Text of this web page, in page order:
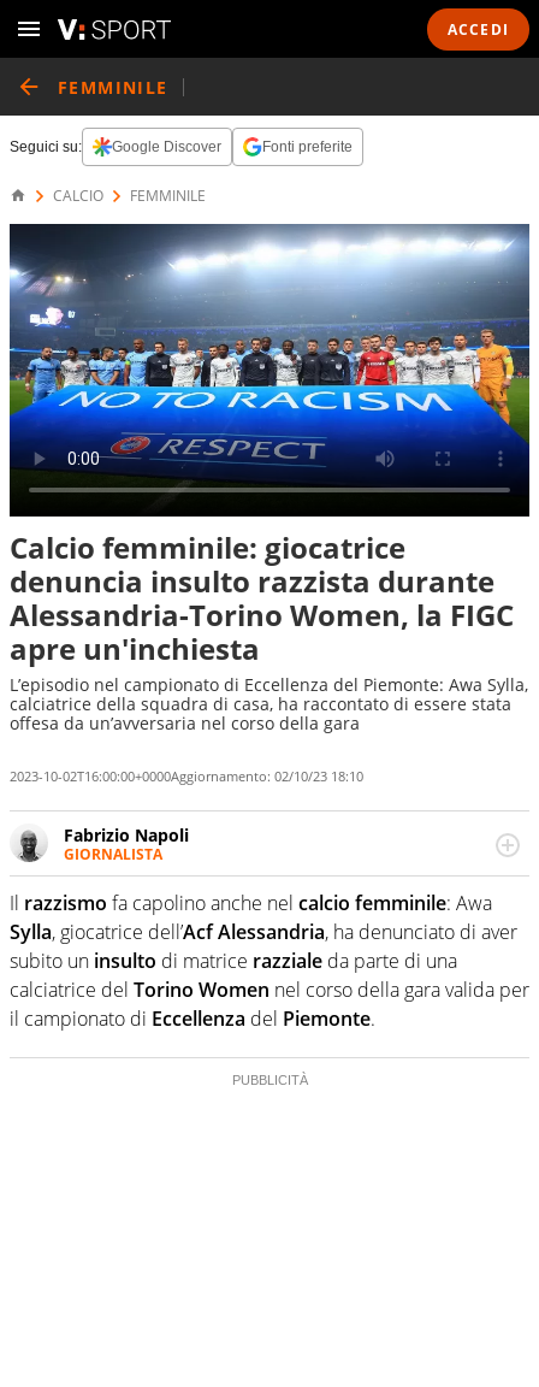
ACCEDI
FEMMINILE
Seguici su: Google Discover Fonti preferite
CALCIO FEMMINILE
Calcio femminile: giocatrice
denuncia insulto razzista durante
Alessandria-Torino Women, la FIGC
apre un'inchiesta
L’episodio nel campionato di Eccellenza del Piemonte: Awa Sylla,
calciatrice della squadra di casa, ha raccontato di essere stata
offesa da un’avversaria nel corso della gara
2023-10-02T16:00:00+0000Aggiornamento: 02/10/23 18:10
Fabrizio Napoli
GIORNALISTA
Giornalista professionista, per Virgilio Sport segue anche
il calcio ma è con la pallanuoto che esalta competenze e
passioni. Cura la comunicazione di HaBaWaBa, il più
grande festival di waterpolo per bambini al mondo
Il razzismo fa capolino anche nel calcio femminile: Awa
Sylla, giocatrice dell’Acf Alessandria, ha denunciato di aver
subito un insulto di matrice razziale da parte di una
calciatrice del Torino Women nel corso della gara valida per
il campionato di Eccellenza del Piemonte.